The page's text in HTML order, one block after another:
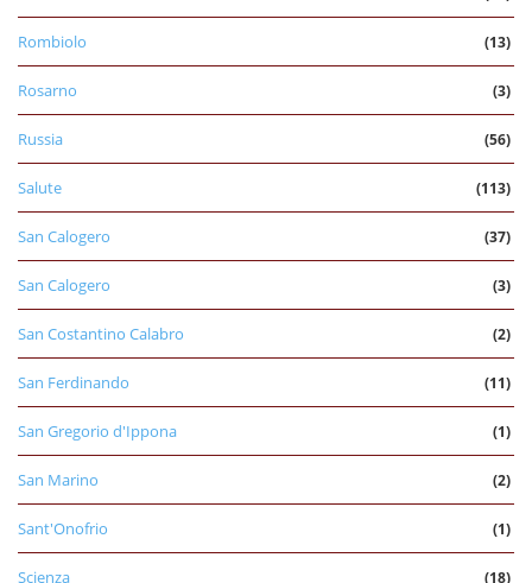
Rombiolo (13)
Rosarno (3)
Russia (56)
Salute (113)
San Calogero (37)
San Calogero (3)
San Costantino Calabro (2)
San Ferdinando (11)
San Gregorio d'Ippona (1)
San Marino (2)
Sant'Onofrio (1)
Scienza (18)